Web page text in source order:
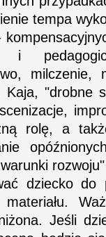
tempa
i
Kaja, "drobne
rolę, a
rozwoju"
dziecko
materiału.
Jeśli